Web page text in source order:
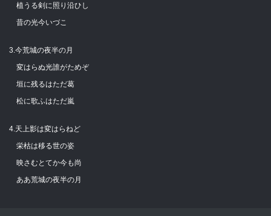
植うる剣に照り沿ひし
昔の光今いづこ
3.今荒城の夜半の月
変はらぬ光誰がためぞ
垣に残るはただ葛
松に歌ふはただ嵐
4.天上影は変はらねど
栄枯は移る世の姿
映さむとてか今も尚
ああ荒城の夜半の月